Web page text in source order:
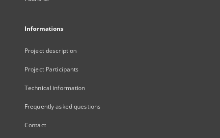
Informations
Project description
Project Participants
Technical information
Frequently asked questions
Contact